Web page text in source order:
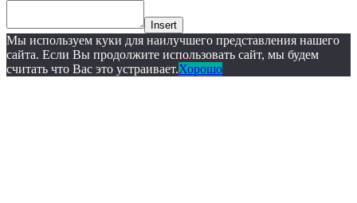
Insert
Мы используем куки для наилучшего представления нашего
сайта. Если Вы продолжите использовать сайт, мы будем
считать что Вас это устраивает.Хорошо